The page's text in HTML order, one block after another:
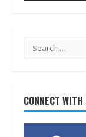
Search
for:
CONNECT WITH